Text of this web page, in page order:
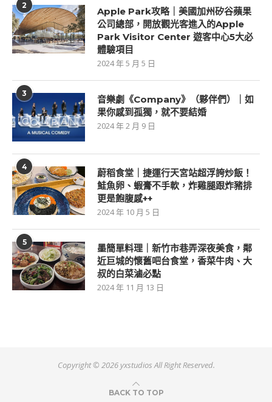
2
Apple Park攻略｜美國加州矽谷蘋果
公司總部，開放觀光客進入的Apple
Park Visitor Center 遊客中心5大必
體驗項目
2024 年 5 月 5 日
3
音樂劇《Company》（夥伴們）｜如
果你感到孤獨，就不要結婚
2024 年 2 月 9 日
4
蔚稻食堂｜捷運行天宮站超浮誇炒飯！
鮭魚卵、蝦膏不手軟，炸雞腿跟炸豬排
更是飽腹感++
2024 年 10 月 5 日
5
墨簡單料理｜新竹市巷弄深夜美食，鄰
近巨城的懷舊吧台食堂，香菜牛肉、大
叔的白菜滷必點
2024 年 11 月 13 日
Copyright © 2026 yxstudios All Right Reserved.
BACK TO TOP